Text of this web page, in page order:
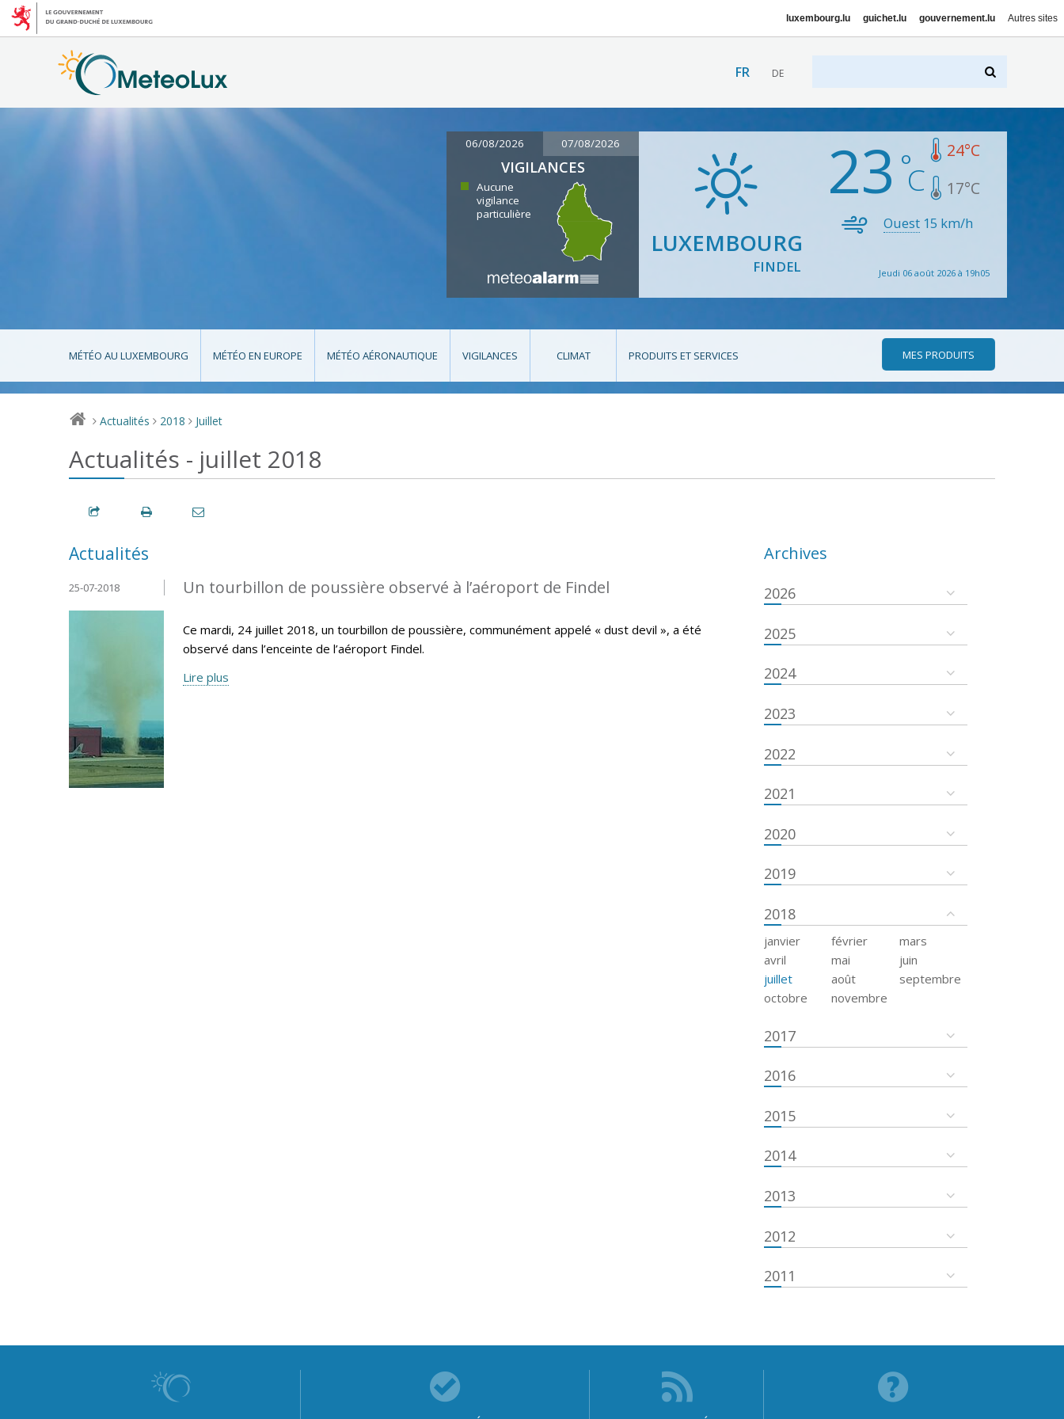
luxembourg.lu guichet.lu gouvernement.lu Autres sites
FR DE
06/08/2026 07/08/2026
VIGILANCES
Aucune
vigilance
particulière
LUXEMBOURG
FINDEL
23 24°C
17°C
Ouest 15 km/h
Jeudi 06 août 2026 à 19h05
MÉTÉO AU LUXEMBOURG MÉTÉO EN EUROPE MÉTÉO AÉRONAUTIQUE VIGILANCES CLIMAT PRODUITS ET SERVICES MES PRODUITS
> Actualités > 2018 > Juillet
Actualités - juillet 2018
Actualités
Un tourbillon de poussière observé à l’aéroport de Findel
25-07-2018
Ce mardi, 24 juillet 2018, un tourbillon de poussière, communément appelé « dust devil », a été
observé dans l’enceinte de l’aéroport Findel.
Lire plus
Archives
2026
2025
2024
2023
2022
2021
2020
2019
2018
janvier février
mars
avril
mai
juin
juillet
août
septembre
octobre
novembre
2017
2016
2015
2014
2013
2012
2011